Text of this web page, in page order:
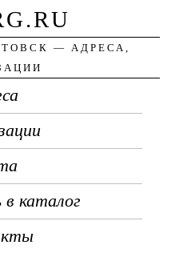
— АДРЕСА,
каталог